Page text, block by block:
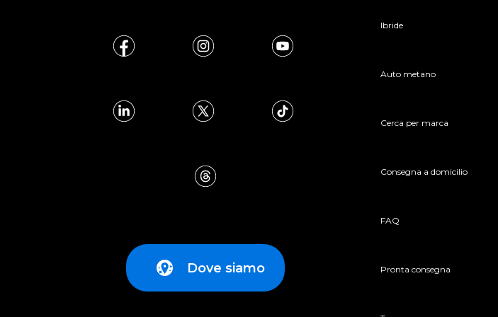
Dove siamo
Ibride
Auto metano
Cerca per marca
Consegna a domicilio
FAQ
Pronta consegna